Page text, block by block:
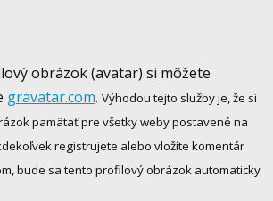
obrázok (avatar) si môžete
gravatar.com. Výhodou tejto služby je, že si
pamätať pre všetky weby postavené na
registrujete alebo vložíte komentár
bude sa tento profilový obrázok automaticky